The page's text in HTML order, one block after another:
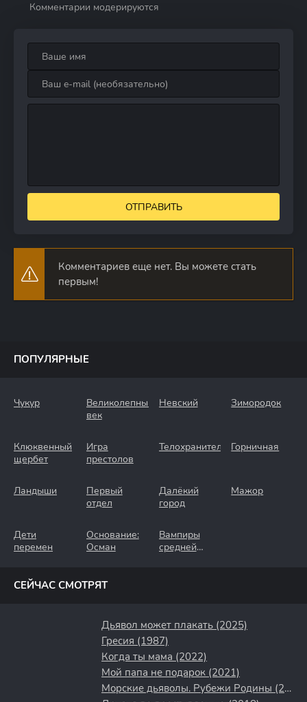
Комментарии модерируются
ОТПРАВИТЬ
Комментариев еще нет. Вы можете стать
первым!
ПОПУЛЯРНЫЕ
Чукур
Великолепный
век
Невский Зимородок
Клюквенный
щербет
Игра
престолов
Телохранители Горничная
Ландыши
Первый
отдел
Далёкий
город
Мажор
Дети
перемен
Основание:
Осман
Вампиры
средней
СЕЙЧАС СМОТРЯТ
Дьявол может плакать (2025)
Гресия (1987)
Когда ты мама (2022)
Мой папа не подарок (2021)
Морские дьяволы. Рубежи Родины (2018)